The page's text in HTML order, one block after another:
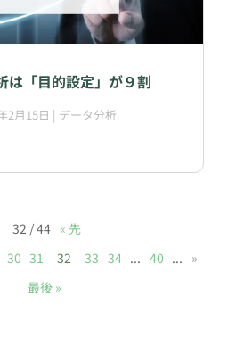
は「目的設定」が９割
2月15日 | データ分析
32 / 44 « 先
30 31 32 33 34 ... 40 ... »
最後 »